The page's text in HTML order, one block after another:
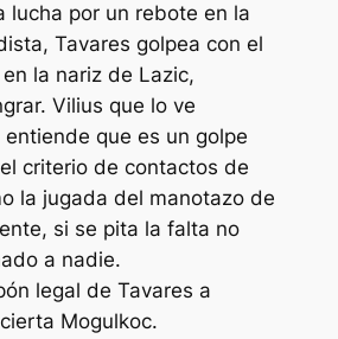
lucha por un rebote en la
Tavares golpea con el
la nariz de Lazic,
Vilius que lo ve
que es un golpe
criterio de contactos de
la jugada del manotazo de
si se pita la falta no
a nadie.
legal de Tavares a
Mogulkoc.